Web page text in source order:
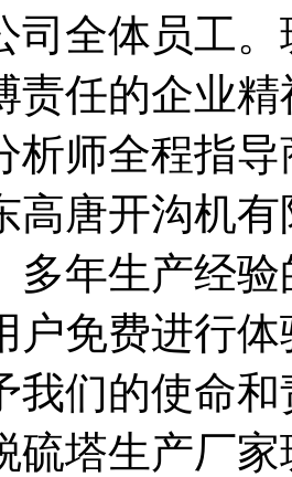
司全体员工
责任的企业
析师全程指
高唐开沟机
多年生产经
户免费进行
我们的使命
硫塔生产厂